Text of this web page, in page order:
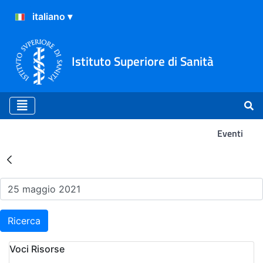
Istituto Superiore di Sanità
Eventi
Risultati della Ricerca -
Ricerca
Voci Risorse